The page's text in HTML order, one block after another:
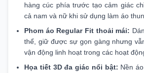
hàng cúc phía trước tạo cảm giác
cả nam và nữ khi sử dụng làm áo
Phom áo Regular Fit thoải mái:
thể, giữ được sự gọn gàng nhưng
vận động linh hoạt trong các hoạt
Họa tiết 3D đa giác nổi bật: Nền